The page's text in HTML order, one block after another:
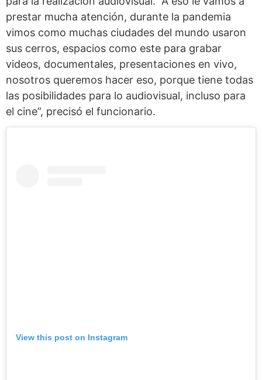
prestar mucha atención, durante la pandemia
vimos como muchas ciudades del mundo usaron
sus cerros, espacios como este para grabar
videos, documentales, presentaciones en vivo,
nosotros queremos hacer eso, porque tiene todas
las posibilidades para lo audiovisual, incluso para
el cine”, precisó el funcionario.
View this post on Instagram